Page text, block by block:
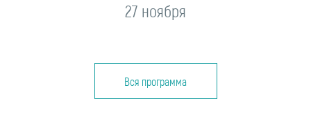
27 ноября
Вся программа